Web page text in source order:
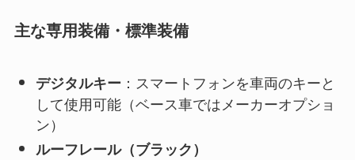
主な専用装備・標準装備
デジタルキー ：スマートフォンを車両のキーと
して使用可能（ベース車ではメーカーオプショ
ン）
ルーフレール（ブラック）